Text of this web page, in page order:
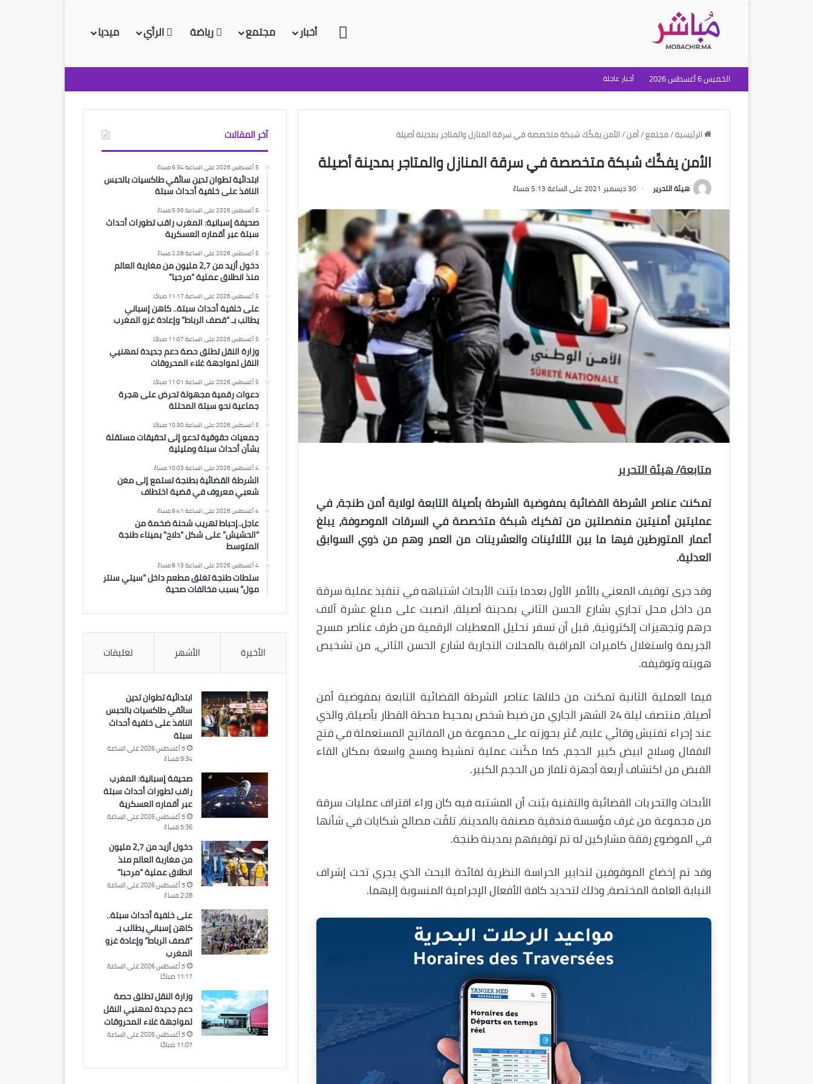
الرئيسية
أخبار مجتمع رياضة الرأي ميديا
الخميس 6 أغسطس 2026 أخبار عاجلة
الرئيسية/مجتمع/أمن/الأمن يفكِّك شبكة متخصصة في سرقة المنازل والمتاجر بمدينة أصيلة
الأمن يفكِّك شبكة متخصصة في سرقة المنازل والمتاجر بمدينة أصيلة
هيئة التحرير 30 ديسمبر 2021 على الساعة 5:13 مساءً
متابعة/ هيئة التحرير
تمكنت عناصر الشرطة القضائية بمفوضية الشرطة بأصيلة التابعة لولاية أمن طنجة، في
عمليتين أمنيتين منفصلتين من تفكيك شبكة متخصصة في السرقات الموصوفة، يبلغ
أعمار المتورطين فيها ما بين الثلاثينات والعشرينات من العمر وهم من ذوي السوابق
العدلية.
وقد جرى توقيف المعني بالأمر الأول بعدما بيّنت الأبحاث اشتباهه في تنفيذ عملية سرقة
من داخل محل تجاري بشارع الحسن الثاني بمدينة أصيلة، انصبت على مبلغ عشرة آلاف
درهم وتجهيزات إلكترونية، قبل أن تسفر تحليل المعطيات الرقمية من طرف عناصر مسرح
الجريمة واستغلال كاميرات المراقبة بالمحلات التجارية لشارع الحسن الثاني، من تشخيص
هويته وتوقيفه.
فيما العملية الثانية تمكنت من خلالها عناصر الشرطة القضائية التابعة بمفوضية أمن
أصيلة، منتصف ليلة 24 الشهر الجاري من ضبط شخص بمحيط محطة القطار بأصيلة، والذي
عند إجراء تفتيش وقائي عليه، عُثر بحوزته على مجموعة من المفاتيح المستعملة في فتح
الاقفال وسلاح ابيض كبير الحجم، كما مكّنت عملية تمشيط ومسح واسعة بمكان القاء
القبض من اكتشاف أربعة أجهزة تلفاز من الحجم الكبير.
الأبحاث والتحريات القضائية والتقنية بيّنت أن المشتبه فيه كان وراء اقتراف عمليات سرقة
من مجموعة من غرف مؤسسة فندقية مصنفة بالمدينة، تلقّت مصالح شكايات في شأنها
في الموضوع رفقة مشاركين له تم توقيفهم بمدينة طنجة.
وقد تم إخضاع الموقوفين لتدابير الحراسة النظرية لفائدة البحث الذي يجري تحت إشراف
النيابة العامة المختصة، وذلك لتحديد كافة الأفعال الإجرامية المنسوبة إليهما.
آخر المقالات
5 أغسطس 2026 على الساعة 9:34 مساءً
ابتدائية تطوان تدين سائقي طاكسيات بالحبس
النافذ على خلفية أحداث سبتة
5 أغسطس 2026 على الساعة 5:36 مساءً
صحيفة إسبانية: المغرب راقب تطورات أحداث
سبتة عبر أقماره العسكرية
5 أغسطس 2026 على الساعة 2:28 مساءً
دخول أزيد من 2,7 مليون من مغاربة العالم
منذ انطلاق عملية “مرحبا”
5 أغسطس 2026 على الساعة 11:17 صباحًا
على خلفية أحداث سبتة.. كاهن إسباني
يطالب بـ “قصف الرباط” وإعادة غزو المغرب
5 أغسطس 2026 على الساعة 11:07 صباحًا
وزارة النقل تطلق حصة دعم جديدة لمهنيي
النقل لمواجهة غلاء المحروقات
5 أغسطس 2026 على الساعة 11:01 صباحًا
دعوات رقمية مجهولة تحرض على هجرة
جماعية نحو سبتة المحتلة
5 أغسطس 2026 على الساعة 10:30 صباحًا
جمعيات حقوقية تدعو إلى تحقيقات مستقلة
بشأن أحداث سبتة ومليلية
4 أغسطس 2026 على الساعة 10:03 مساءً
الشرطة القضائية بطنجة تستمع إلى مغن
شعبي معروف في قضية اختطاف
4 أغسطس 2026 على الساعة 9:41 مساءً
عاجل..إحباط تهريب شحنة ضخمة من
“الحشيش” على شكل “دلاح” بميناء طنجة
المتوسط
4 أغسطس 2026 على الساعة 8:13 مساءً
سلطات طنجة تغلق مطعم داخل “سيتي سنتر
مول” بسبب مخالفات صحية
الأخيرة الأشهر تعليقات
ابتدائية تطوان تدين
سائقي طاكسيات بالحبس
النافذ على خلفية أحداث
سبتة
5 أغسطس 2026 على الساعة
9:34 مساءً
صحيفة إسبانية: المغرب
راقب تطورات أحداث سبتة
عبر أقماره العسكرية
5 أغسطس 2026 على الساعة
5:36 مساءً
دخول أزيد من 2,7 مليون
من مغاربة العالم منذ
انطلاق عملية “مرحبا”
5 أغسطس 2026 على الساعة
2:28 مساءً
على خلفية أحداث سبتة..
كاهن إسباني يطالب بـ
“قصف الرباط” وإعادة غزو
المغرب
5 أغسطس 2026 على الساعة
11:17 صباحًا
وزارة النقل تطلق حصة
دعم جديدة لمهنيي النقل
لمواجهة غلاء المحروقات
5 أغسطس 2026 على الساعة
11:07 صباحًا